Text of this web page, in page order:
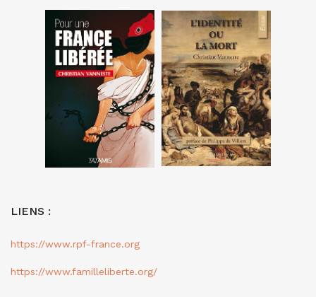
LIENS :
https://www.rpf-france.org
https://www.familleliberte.org/